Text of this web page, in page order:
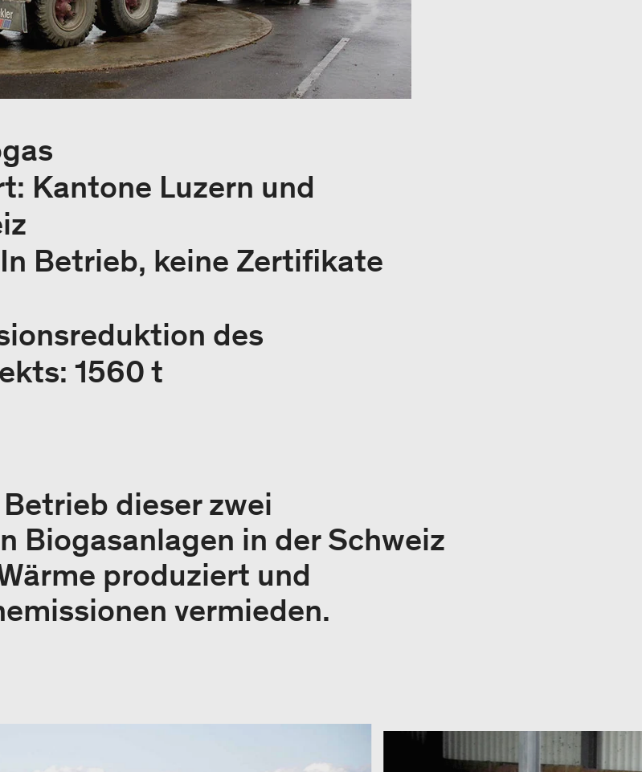
Kantone Luzern und
Betrieb, keine Zertifikate
des
1560 t
dieser zwei
Biogasanlagen in der Schweiz
produziert und
vermieden.